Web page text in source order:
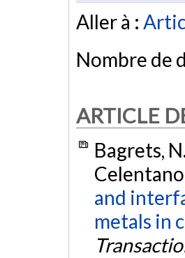
Aller à :
Nombre de
ARTICLE
Bagrets,
and
metals in